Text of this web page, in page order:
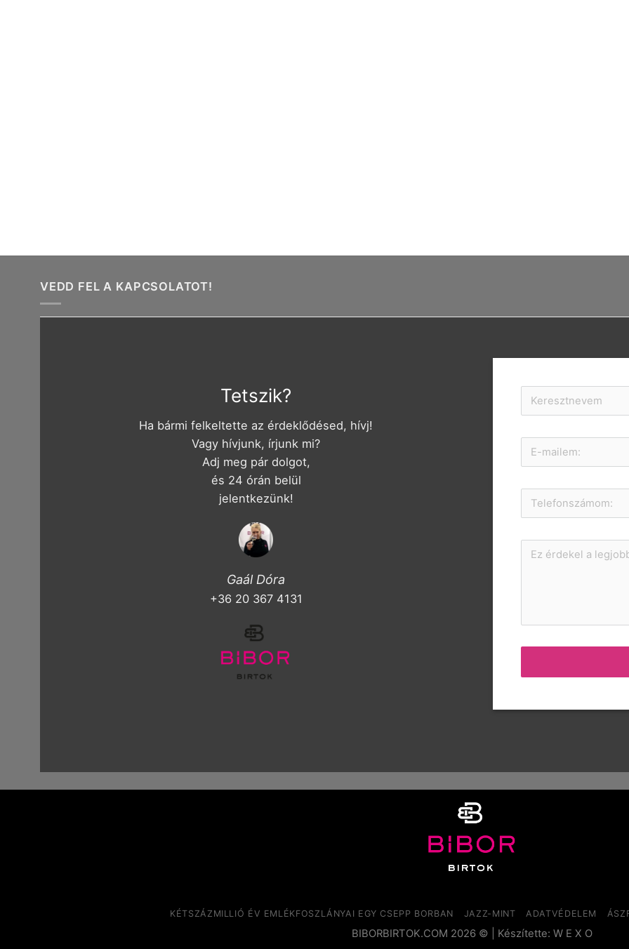
VEDD FEL A KAPCSOLATOT!
Tetszik?
Ha bármi felkeltette az érdeklődésed, hívj!
Vagy hívjunk, írjunk mi?
Adj meg pár dolgot,
és 24 órán belül
jelentkezünk!
Gaál Dóra
+36 20 367 4131
KÉTSZÁZMILLIÓ ÉV EMLÉKFOSZLÁNYAI EGY CSEPP BORBAN JAZZ-MINT ADATVÉDELEM
BIBORBIRTOK.COM 2026 © | Készítette: W E X O